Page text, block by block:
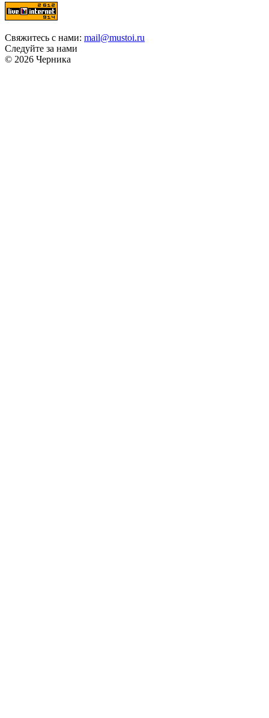
Свяжитесь с нами: mail@mustoi.ru
Следуйте за нами
© 2026 Черника